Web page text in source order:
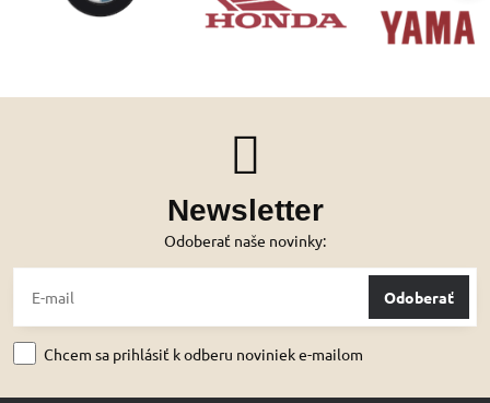
Newsletter
Odoberať naše novinky:
Odoberať
Chcem sa prihlásiť k odberu noviniek e-mailom